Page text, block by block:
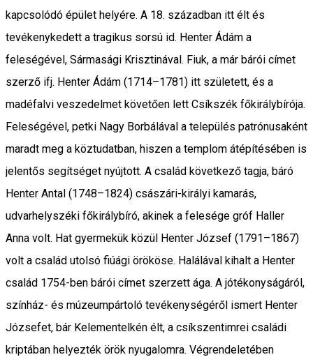
kapcsolódó épület helyére. A 18. században itt élt és
tevékenykedett a tragikus sorsú id. Henter Ádám a
feleségével, Sármasági Krisztinával. Fiuk, a már bárói címet
szerző ifj. Henter Ádám (1714–1781) itt született, és a
madéfalvi veszedelmet követően lett Csíkszék főkirálybírója.
Feleségével, petki Nagy Borbálával a település patrónusaként
maradt meg a köztudatban, hiszen a templom átépítésében is
jelentős segítséget nyújtott. A család következő tagja, báró
Henter Antal (1748–1824) császári-királyi kamarás,
udvarhelyszéki főkirálybíró, akinek a felesége gróf Haller
Anna volt. Hat gyermekük közül Henter József (1791–1867)
volt a család utolsó fiúági örököse. Halálával kihalt a Henter
család 1754-ben bárói címet szerzett ága. A jótékonyságáról,
színház- és múzeumpártoló tevékenységéről ismert Henter
Józsefet, bár Kelementelkén élt, a csíkszentimrei családi
kriptában helyezték örök nyugalomra. Végrendeletében